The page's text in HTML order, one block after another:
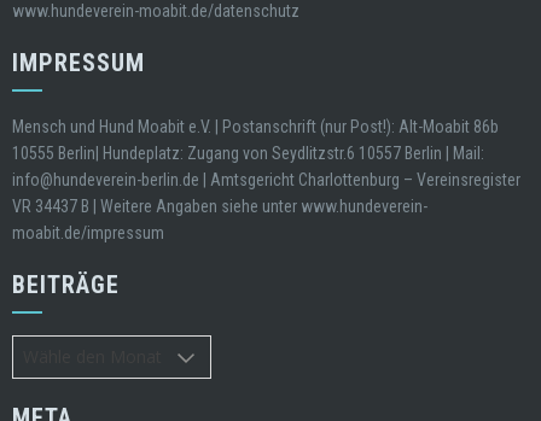
www.hundeverein-moabit.de/datenschutz
IMPRESSUM
Mensch und Hund Moabit e.V. | Postanschrift (nur Post!): Alt-Moabit 86b
10555 Berlin| Hundeplatz: Zugang von Seydlitzstr.6 10557 Berlin | Mail:
info@hundeverein-berlin.de | Amtsgericht Charlottenburg – Vereinsregister
VR 34437 B | Weitere Angaben siehe unter www.hundeverein-
moabit.de/impressum
BEITRÄGE